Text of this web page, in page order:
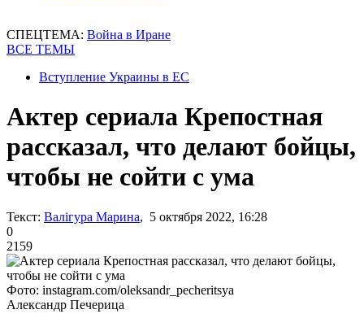
СПЕЦТЕМА: Война в Иране
ВСЕ ТЕМЫ
Вступление Украины в ЕС
Актер сериала Крепостная
рассказал, что делают бойцы,
чтобы не сойти с ума
Текст: Валігура Марина, 5 октября 2022, 16:28
0
2159
Фото: instagram.com/oleksandr_pecheritsya
Александр Печерица